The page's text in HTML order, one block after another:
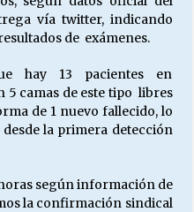
HONORARIOS, DESPIDOS
vía twitter, indicando
de exámenes.
hay 13 pacientes en
5 camas de este tipo libres
de 1 nuevo fallecido, lo
la primera detección
según información de
la confirmación sindical